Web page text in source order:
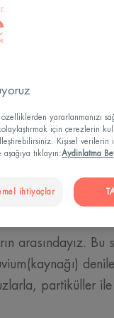
arasındayız. Bu
partiküller ile
yararlanmanızı
için çerezlerin
Kişisel verilerin
tıklayın:Aydinlatma
ihtiyaçlar